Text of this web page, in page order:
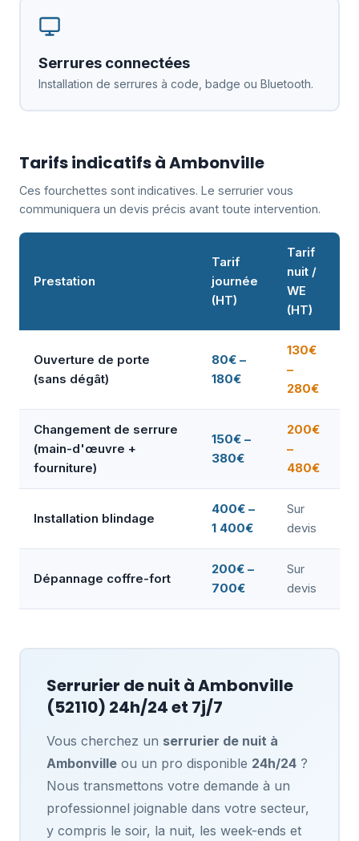
Serrures connectées
Installation de serrures à code, badge ou Bluetooth.
Tarifs indicatifs à Ambonville
Ces fourchettes sont indicatives. Le serrurier vous
communiquera un devis précis avant toute intervention.
Prestation
Tarif
journée
(HT)
Tarif
nuit /
WE
(HT)
Ouverture de porte
(sans dégât)
80€ –
180€
130€
–
280€
Changement de serrure
(main-d'œuvre +
fourniture)
150€ –
380€
200€
–
480€
Installation blindage
400€ –
1 400€
Sur
devis
Dépannage coffre-fort
200€ –
700€
Sur
devis
Serrurier de nuit àAmbonville
(52110) 24h/24 et 7j/7
Vous cherchez un serrurier de nuit à
Ambonvilleou un pro disponible 24h/24?
Nous transmettons votre demande à un
professionnel joignable dans votre secteur,
y compris le soir, la nuit, les week-ends et